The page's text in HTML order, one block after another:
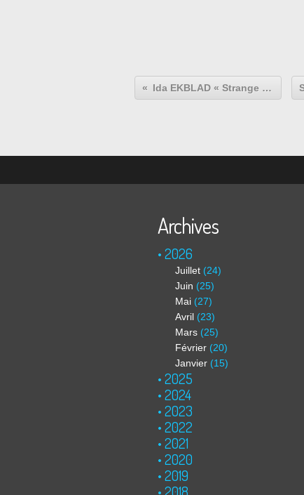
Ida EKBLAD « Strange Freedoms »
Archives
2026
Juillet (24)
Juin (25)
Mai (27)
Avril (23)
Mars (25)
Février (20)
Janvier (15)
2025
2024
2023
2022
2021
2020
2019